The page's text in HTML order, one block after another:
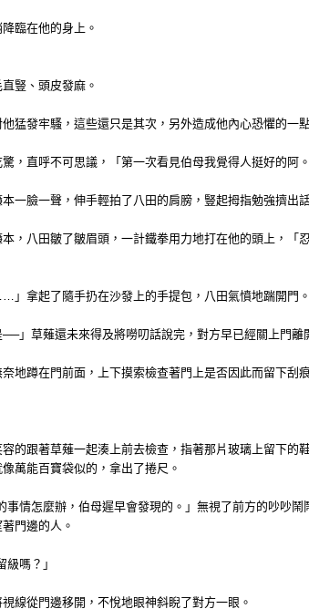
臨在他的身上。
豎、頭皮發麻。
猛發牢騷，這些還只是其次，另外造成他內心恐懼的
，直呼不可思議，「第一次看見伯母我覺得人挺好的阿。
本一臉一聲，伸手輕拍了八田的肩膀，豎起拇指勉強擠出
，八田皺了皺眉頭，一計鐵拳用力地打在他的頭上，
」拿起了隨手扔在沙發上的手提包，八田氣憤地踹開門。
──」草薙還未來得及將嘮叨話說完，對方早已經關上門離
地蹲在門前面，上下摸索檢查著門上是否因此而留下刮
容的跟著草薙一起湊上前去檢查，指著那片玻璃上留下
萬能百寶袋似的，拿出了捲尺。
事情怎麼辦，伯母遲早會發現的。」無視了前方的吵吵
門邊的人。
嗎？」
線從門邊移開，不悅地眼神斜睨了對方一眼。